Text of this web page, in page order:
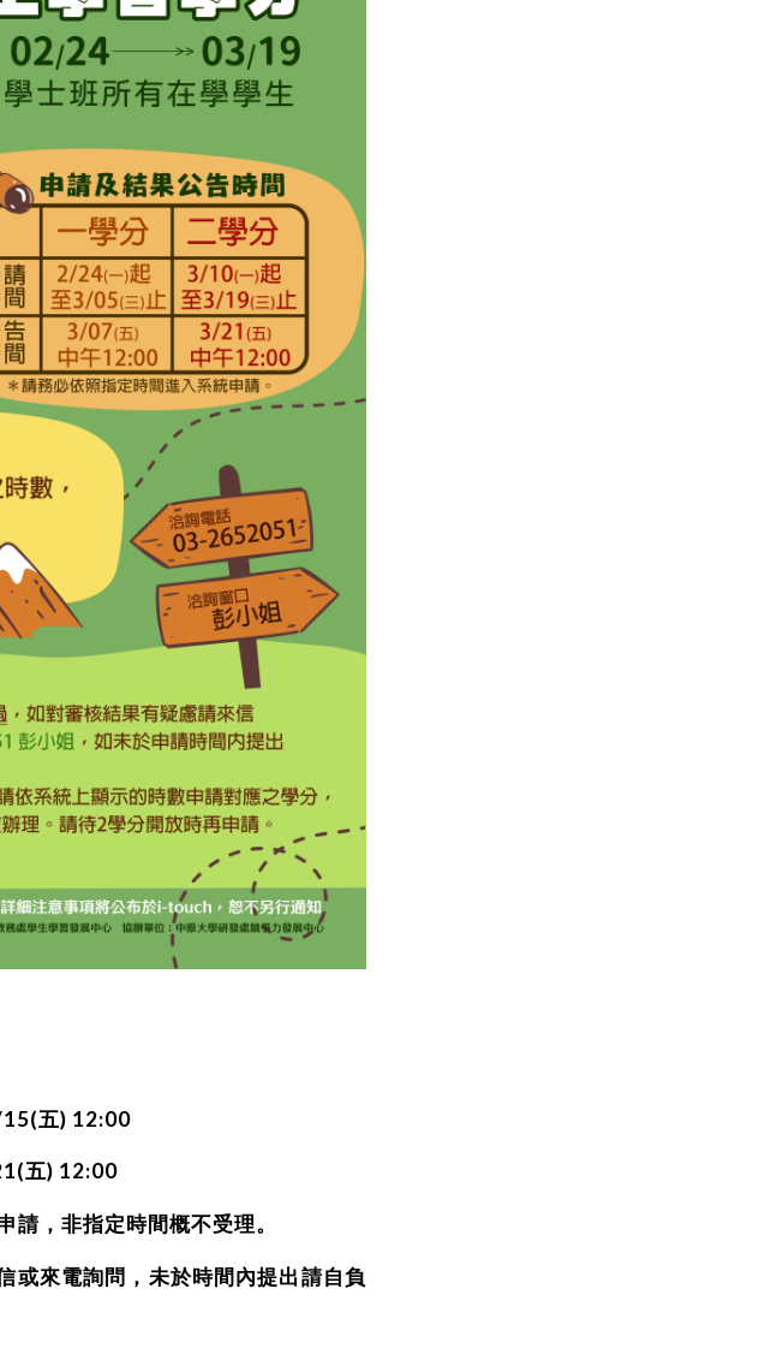
五) 12:00
五) 12:00
，非指定時間概不受理。
或來電詢問，未於時間內提出請自負